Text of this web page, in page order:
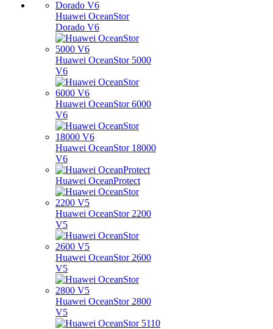
Huawei OceanStor
Dorado V6
Huawei OceanStor 5000
V6
Huawei OceanStor 6000
V6
Huawei OceanStor 18000
V6
Huawei OceanProtect
Huawei OceanStor 2200
V5
Huawei OceanStor 2600
V5
Huawei OceanStor 2800
V5